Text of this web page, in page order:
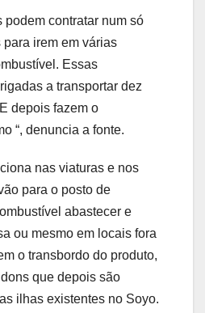
podem contratar num só
irem em várias
Essas
a transportar dez
depois fazem o
“, denuncia a fonte.
nas viaturas e nos
para o posto de
abastecer e
ou mesmo em locais fora
o transbordo do produto,
que depois são
ilhas existentes no Soyo.